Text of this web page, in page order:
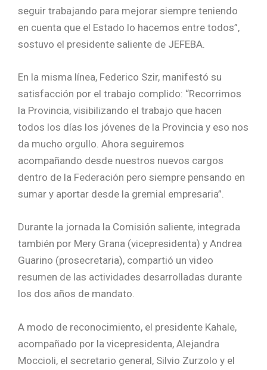
seguir trabajando para mejorar siempre teniendo
en cuenta que el Estado lo hacemos entre todos”,
sostuvo el presidente saliente de JEFEBA.
En la misma línea, Federico Szir, manifestó su
satisfacción por el trabajo complido: “Recorrimos
la Provincia, visibilizando el trabajo que hacen
todos los días los jóvenes de la Provincia y eso nos
da mucho orgullo. Ahora seguiremos
acompañando desde nuestros nuevos cargos
dentro de la Federación pero siempre pensando en
sumar y aportar desde la gremial empresaria”.
Durante la jornada la Comisión saliente, integrada
también por Mery Grana (vicepresidenta) y Andrea
Guarino (prosecretaria), compartió un video
resumen de las actividades desarrolladas durante
los dos años de mandato.
A modo de reconocimiento, el presidente Kahale,
acompañado por la vicepresidenta, Alejandra
Moccioli, el secretario general, Silvio Zurzolo y el